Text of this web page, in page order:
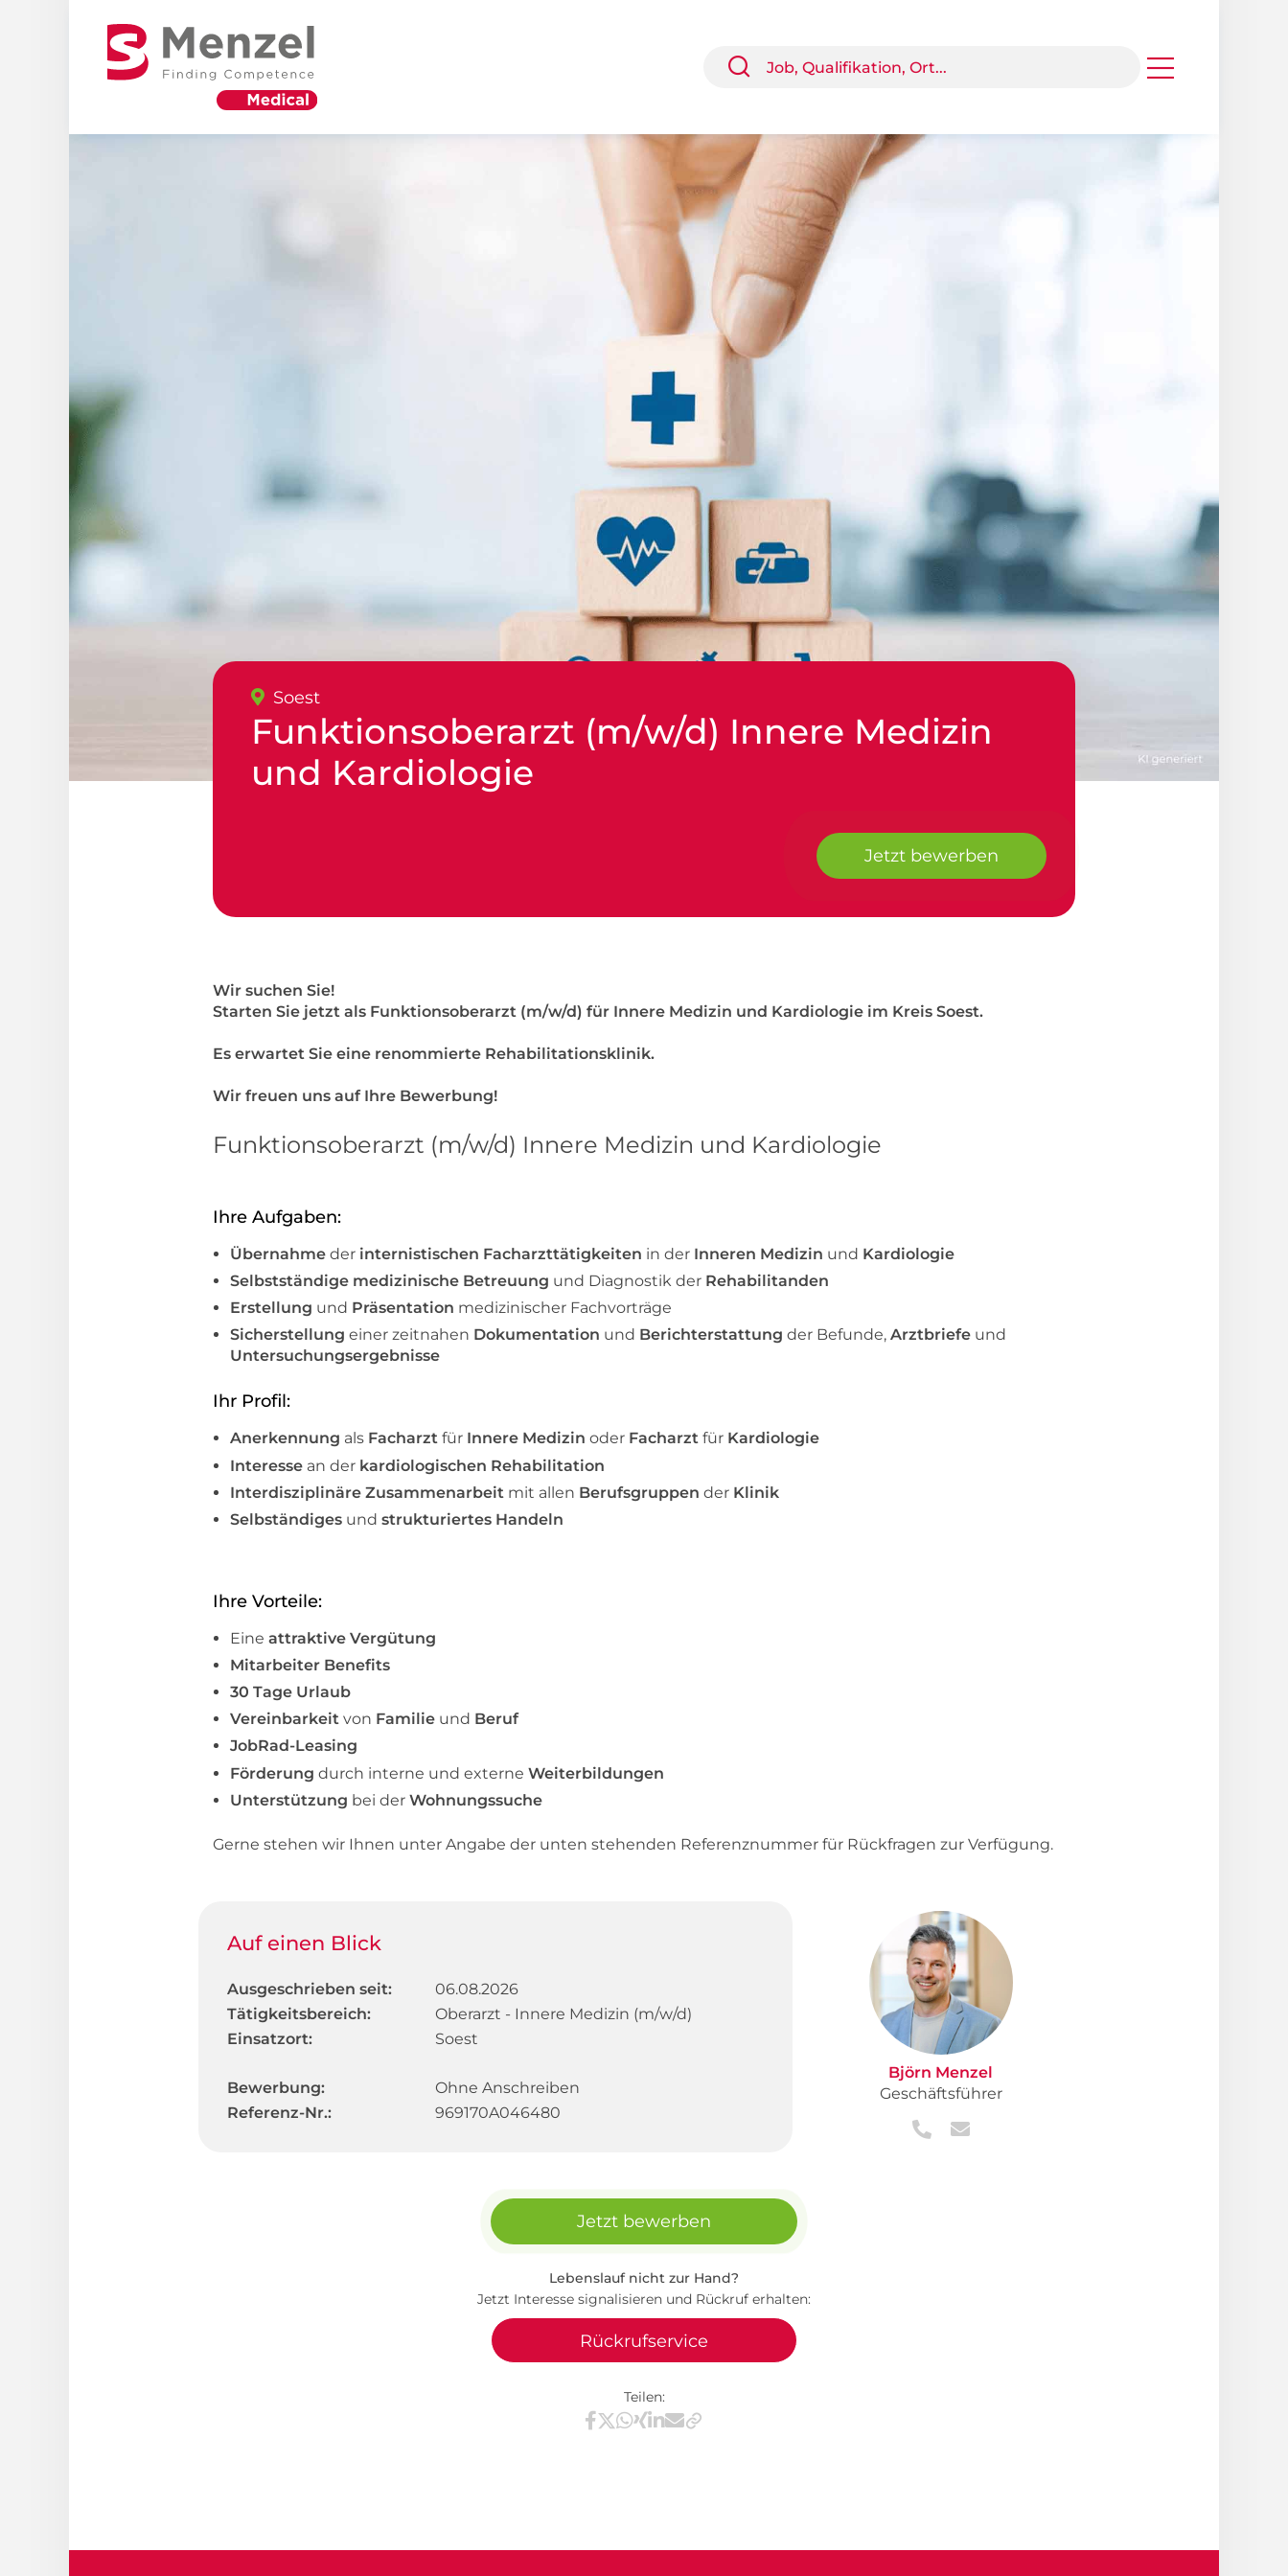
Soest
Funktionsoberarzt (m/w/d) Innere Medizin
und Kardiologie
Jetzt bewerben
Wir suchen Sie!
Starten Sie jetzt als Funktionsoberarzt (m/w/d) für Innere Medizin und Kardiologie im Kreis Soest.
Es erwartet Sie eine renommierte Rehabilitationsklinik.
Wir freuen uns auf Ihre Bewerbung!
Funktionsoberarzt (m/w/d) Innere Medizin und Kardiologie
Ihre Aufgaben:
Übernahme der internistischen Facharzttätigkeiten in der Inneren Medizin und Kardiologie
Selbstständige medizinische Betreuung und Diagnostik der Rehabilitanden
Erstellung und Präsentation medizinischer Fachvorträge
Sicherstellung einer zeitnahen Dokumentation und Berichterstattung der Befunde, Arztbriefe und
Untersuchungsergebnisse
Ihr Profil:
Anerkennung als Facharzt für Innere Medizin oder Facharzt für Kardiologie
Interesse an der kardiologischen Rehabilitation
Interdisziplinäre Zusammenarbeit mit allen Berufsgruppen der Klinik
Selbständiges und strukturiertes Handeln
Ihre Vorteile:
Eine attraktive Vergütung
Mitarbeiter Benefits
30 Tage Urlaub
Vereinbarkeit von Familie und Beruf
JobRad-Leasing
Förderung durch interne und externe Weiterbildungen
Unterstützung bei der Wohnungssuche
Gerne stehen wir Ihnen unter Angabe der unten stehenden Referenznummer für Rückfragen zur Verfügung.
Auf einen Blick
Ausgeschrieben seit:
06.08.2026
Tätigkeitsbereich:
Oberarzt - Innere Medizin (m/w/d)
Einsatzort:
Soest
Bewerbung:
Ohne Anschreiben
Referenz-Nr.:
969170A046480
Björn Menzel
Geschäftsführer
Jetzt bewerben
Lebenslauf nicht zur Hand?
Jetzt Interesse signalisieren und Rückruf erhalten:
Rückrufservice
Teilen:
Teilen via Facebook
Teilen via X / Twitter
Teilen via WhatsApp
Teilen via Xing
Teilen via LinkedIn
Teilen via E-Mail